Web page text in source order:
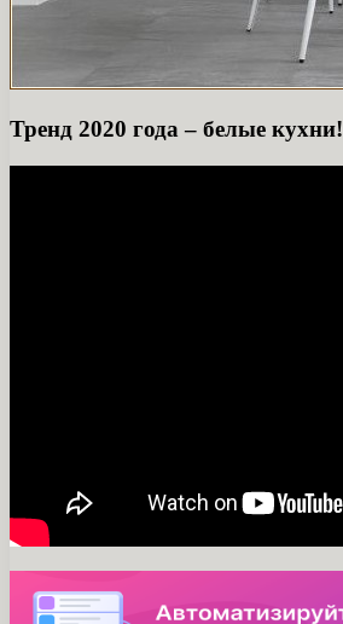
Тренд 2020 года – белые кухни!